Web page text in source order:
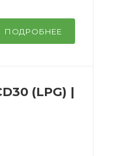
ПОДРОБНЕЕ
(LPG) |